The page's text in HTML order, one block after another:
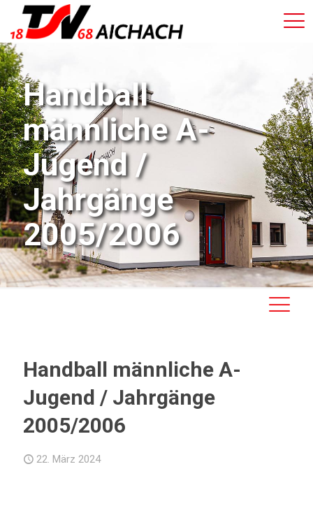
Handball
männliche A-
Jugend /
Jahrgänge
2005/2006
Handball männliche A-
Jugend / Jahrgänge
2005/2006
22. März 2024